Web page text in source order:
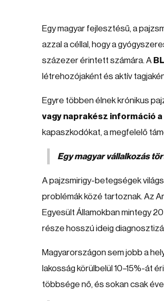
Egy magyar fejlesztésű, a
azzal a céllal, hogy a
százezer érintett számára. A
létrehozójaként és aktív
Egyre többen élnek krónikus
vagy naprakész információ
kapaszkodókat, a megfelelő
Egy magyar vállalkozás
A pajzsmirigy-betegségek
problémák közé tartoznak. Az
Egyesült Államokban mintegy
része hosszú ideig
Magyarországon sem jobb a
lakosság körülbelül 10–15%-át
többsége nő, és sokan csak